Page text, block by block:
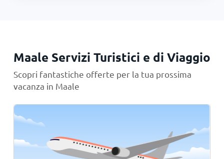
Maale Servizi Turistici e di Viaggio
Scopri fantastiche offerte per la tua prossima
vacanza in Maale